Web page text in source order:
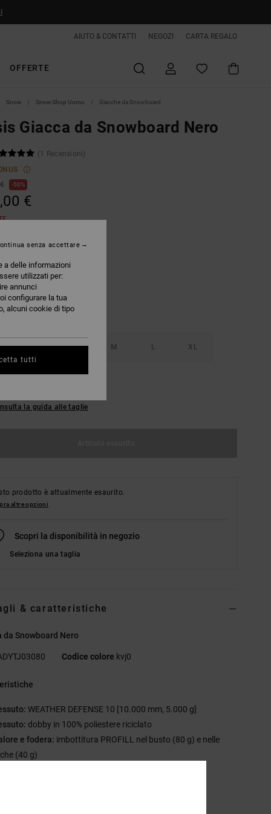
AIUTO & CONTATTI NEGOZI CARTA REGALO
OFFERTE
Snow Snow Shop Uomo Giacche da Snowboard
Giacca da Snowboard Nero
(1 Recensioni)
50%
€
XS S M L XL
la guida alle taglie
prodotto è attualmente esaurito.
altre opzioni
Scopri la disponibilità in negozio
Seleziona una taglia
& caratteristiche
da Snowboard Nero
Codice colore kvj0
WEATHER DEFENSE 10 [10.000 mm, 5.000 g]
dobby in 100% poliestere riciclato
e fodera: imbottitura PROFILL nel busto (80 g) e nelle
(40 g)
a delle informazioni
utilizzati per:
annunci
configurare la tua
alcuni cookie di tipo
senza accettare
tutti